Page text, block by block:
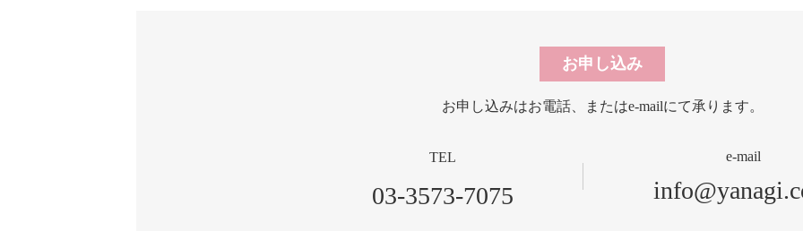
お申し込み
お申し込みはお電話、 またはe-mailにて承ります。
TEL
03-3573-7075
e-mail